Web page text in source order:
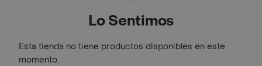
Lo Sentimos
Esta tienda no tiene productos disponibles en este
momento.